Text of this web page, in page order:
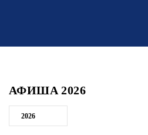
АФИША 2026